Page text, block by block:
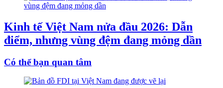
Kinh tế Việt Nam nửa đầu 2026: Dẫn
điểm, nhưng vùng đệm đang mỏng dần
Có thể bạn quan tâm